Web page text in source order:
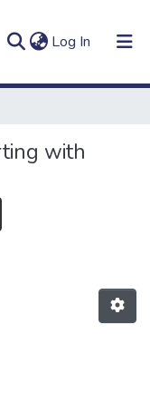
Log In (current)
with